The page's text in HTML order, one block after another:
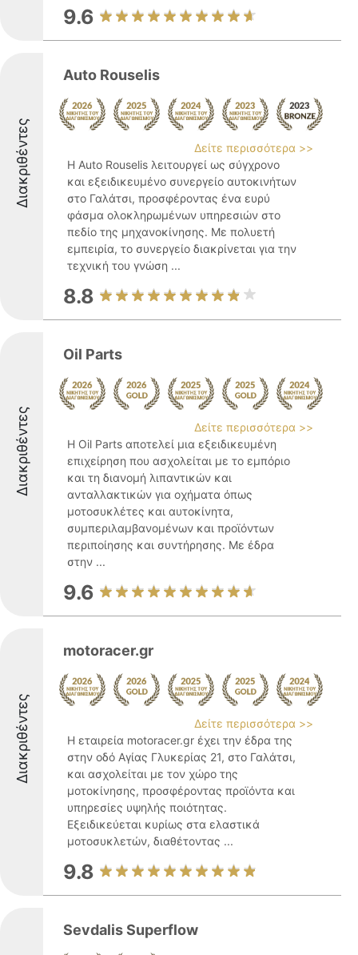
9.6
Διακριθέντες
Auto Rouselis
Δείτε περισσότερα >>
Η Auto Rouselis λειτουργεί ως σύγχρονο
και εξειδικευμένο συνεργείο αυτοκινήτων
στο Γαλάτσι, προσφέροντας ένα ευρύ
φάσμα ολοκληρωμένων υπηρεσιών στο
πεδίο της μηχανοκίνησης. Με πολυετή
εμπειρία, το συνεργείο διακρίνεται για την
τεχνική του γνώση ...
8.8
Διακριθέντες
Oil Parts
Δείτε περισσότερα >>
Η Oil Parts αποτελεί μια εξειδικευμένη
επιχείρηση που ασχολείται με το εμπόριο
και τη διανομή λιπαντικών και
ανταλλακτικών για οχήματα όπως
μοτοσυκλέτες και αυτοκίνητα,
συμπεριλαμβανομένων και προϊόντων
περιποίησης και συντήρησης. Με έδρα
στην ...
9.6
Διακριθέντες
motoracer.gr
Δείτε περισσότερα >>
Η εταιρεία motoracer.gr έχει την έδρα της
στην οδό Αγίας Γλυκερίας 21, στο Γαλάτσι,
και ασχολείται με τον χώρο της
μοτοκίνησης, προσφέροντας προϊόντα και
υπηρεσίες υψηλής ποιότητας.
Εξειδικεύεται κυρίως στα ελαστικά
μοτοσυκλετών, διαθέτοντας ...
9.8
Sevdalis Superflow